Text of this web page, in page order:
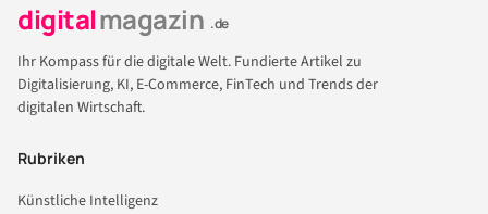
digitalmagazin .de
Ihr Kompass für die digitale Welt. Fundierte Artikel zu
Digitalisierung, KI, E-Commerce, FinTech und Trends der
digitalen Wirtschaft.
Rubriken
Künstliche Intelligenz